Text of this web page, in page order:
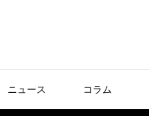
ニュース コラム